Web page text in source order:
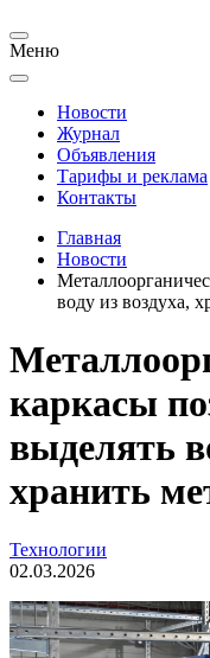
Меню
Новости
Журнал
Объявления
Тарифы и реклама
Контакты
Главная
Новости
воду из воздуха,
каркасы
выделять
хранить
Технологии
02.03.2026